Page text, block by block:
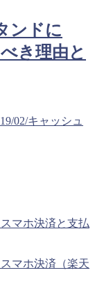
ンドに
き理由と
02/キャッシュ
マホ決済と支払
マホ決済（楽天